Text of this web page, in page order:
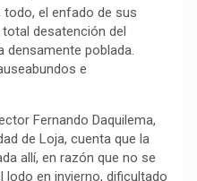
todo, el enfado de sus
desatención del
densamente poblada.
e
Fernando Daquilema,
de Loja, cuenta que la
allí, en razón que no se
lodo en invierno, dificultado